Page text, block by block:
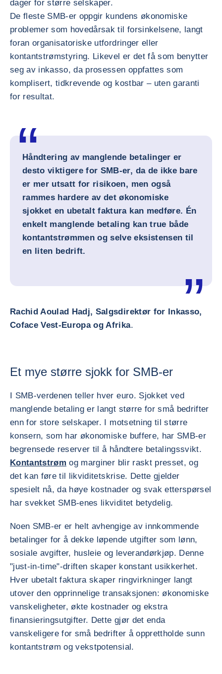
dager for større selskaper.
De fleste SMB-er oppgir kundens økonomiske
problemer som hovedårsak til forsinkelsene, langt
foran organisatoriske utfordringer eller
kontantstrømstyring. Likevel er det få som benytter
seg av inkasso, da prosessen oppfattes som
komplisert, tidkrevende og kostbar – uten garanti
for resultat.
Håndtering av manglende betalinger er
desto viktigere for SMB-er, da de ikke bare
er mer utsatt for risikoen, men også
rammes hardere av det økonomiske
sjokket en ubetalt faktura kan medføre. Én
enkelt manglende betaling kan true både
kontantstrømmen og selve eksistensen til
en liten bedrift.
Rachid Aoulad Hadj, Salgsdirektør for Inkasso,
Coface Vest-Europa og Afrika.
Et mye større sjokk for SMB-er
I SMB-verdenen teller hver euro. Sjokket ved
manglende betaling er langt større for små bedrifter
enn for store selskaper. I motsetning til større
konsern, som har økonomiske buffere, har SMB-er
begrensede reserver til å håndtere betalingssvikt.
Kontantstrøm og marginer blir raskt presset, og
det kan føre til likviditetskrise. Dette gjelder
spesielt nå, da høye kostnader og svak etterspørsel
har svekket SMB-enes likviditet betydelig.
Noen SMB-er er helt avhengige av innkommende
betalinger for å dekke løpende utgifter som lønn,
sosiale avgifter, husleie og leverandørkjøp. Denne
"just-in-time"-driften skaper konstant usikkerhet.
Hver ubetalt faktura skaper ringvirkninger langt
utover den opprinnelige transaksjonen: økonomiske
vanskeligheter, økte kostnader og ekstra
finansieringsutgifter. Dette gjør det enda
vanskeligere for små bedrifter å opprettholde sunn
kontantstrøm og vekstpotensial.